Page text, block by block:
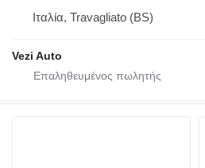
Ιταλία, Travagliato (BS)
Vezi Auto